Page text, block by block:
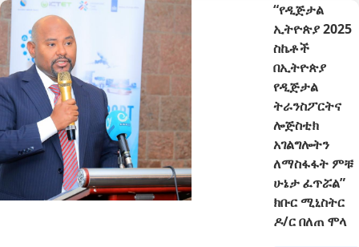
“የዲጅታል
ኢትዮጵያ 2025
ስኬቶች
በኢትዮጵያ
የዲጅታል
ትራንስፖርትና
ሎጅስቲክ
አገልግሎትን
ለማስፋፋት ምቹ
ሁኔታ ፈጥሯል”
ክቡር ሚኒስትር
ዶ/ር በለጠ ሞላ